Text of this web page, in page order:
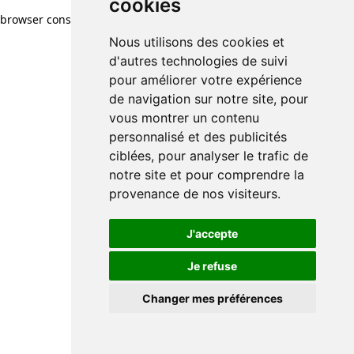
cookies
Nous utilisons des cookies et
d'autres technologies de suivi
pour améliorer votre expérience
de navigation sur notre site, pour
vous montrer un contenu
personnalisé et des publicités
ciblées, pour analyser le trafic de
notre site et pour comprendre la
provenance de nos visiteurs.
J'accepte
Je refuse
Changer mes préférences
browser console for more information)